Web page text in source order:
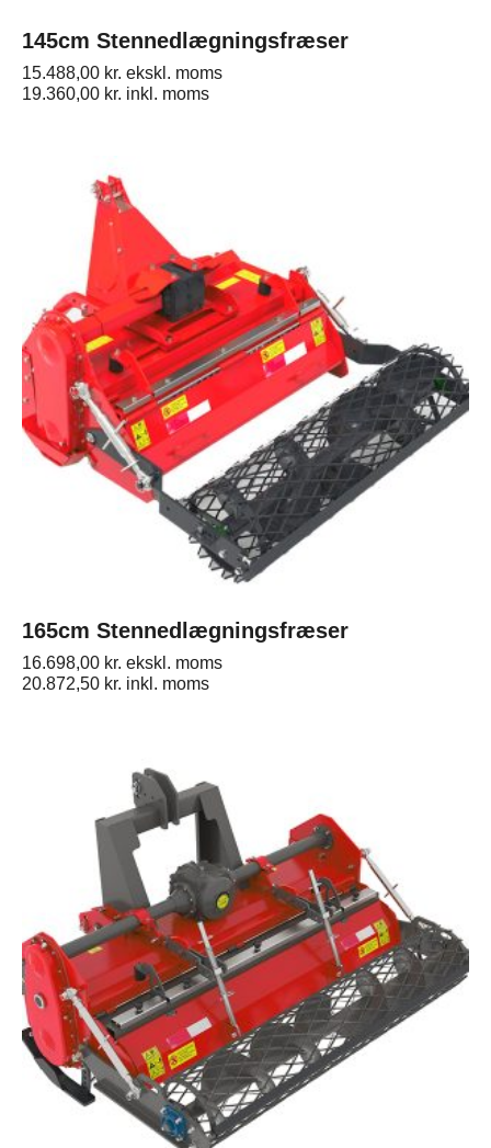
145cm Stennedlægningsfræser
15.488,00 kr. ekskl. moms
19.360,00 kr. inkl. moms
165cm Stennedlægningsfræser
16.698,00 kr. ekskl. moms
20.872,50 kr. inkl. moms